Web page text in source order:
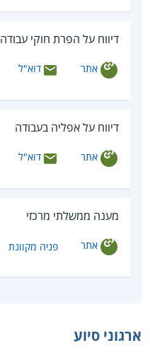
דיווח על הפרת חוקי עבודה
אתר דוא"ל
דיווח על אפליה בעבודה
אתר דוא"ל
מענה ממשלתי מרכזי
אתר פניה מקוונת
ארגוני סיוע